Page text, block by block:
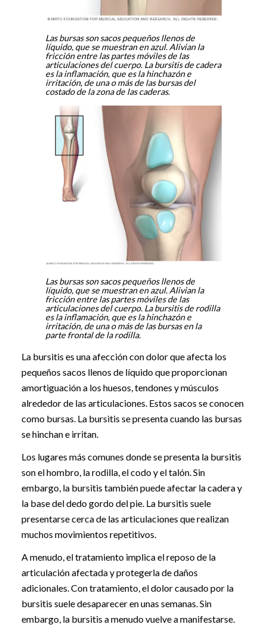
Las bursas son sacos pequeños llenos de
líquido, que se muestran en azul. Alivian la
fricción entre las partes móviles de las
articulaciones del cuerpo. La bursitis de cadera
es la inflamación, que es la hinchazón e
irritación, de una o más de las bursas del
costado de la zona de las caderas.
Las bursas son sacos pequeños llenos de
líquido, que se muestran en azul. Alivian la
fricción entre las partes móviles de las
articulaciones del cuerpo. La bursitis de rodilla
es la inflamación, que es la hinchazón e
irritación, de una o más de las bursas en la
parte frontal de la rodilla.
La bursitis es una afección con dolor que afecta los
pequeños sacos llenos de líquido que proporcionan
amortiguación a los huesos, tendones y músculos
alrededor de las articulaciones. Estos sacos se conocen
como bursas. La bursitis se presenta cuando las bursas
se hinchan e irritan.
Los lugares más comunes donde se presenta la bursitis
son el hombro, la rodilla, el codo y el talón. Sin
embargo, la bursitis también puede afectar la cadera y
la base del dedo gordo del pie. La bursitis suele
presentarse cerca de las articulaciones que realizan
muchos movimientos repetitivos.
A menudo, el tratamiento implica el reposo de la
articulación afectada y protegerla de daños
adicionales. Con tratamiento, el dolor causado por la
bursitis suele desaparecer en unas semanas. Sin
embargo, la bursitis a menudo vuelve a manifestarse.